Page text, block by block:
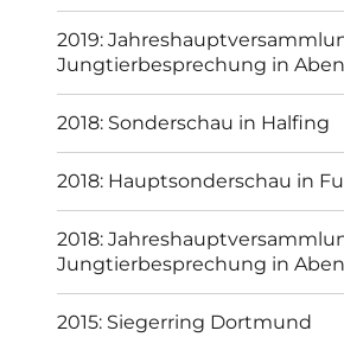
2019:
Jungtierbesprechung in
2018: Sonderschau in Halfing
2018: Hauptsonderschau in
2018:
Jungtierbesprechung in
2015: Siegerring Dortmund